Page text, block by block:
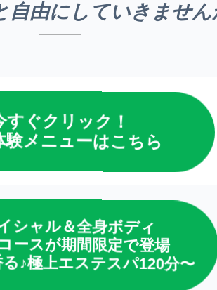
自由にしていきません
すぐクリック！
験メニューはこちら
シャル＆全身ボディ
ースが期間限定で登場
♪極上エステスパ120分〜